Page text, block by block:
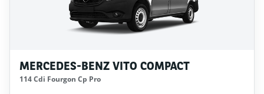
MERCEDES-BENZ VITO COMPACT
114 Cdi Fourgon Cp Pro